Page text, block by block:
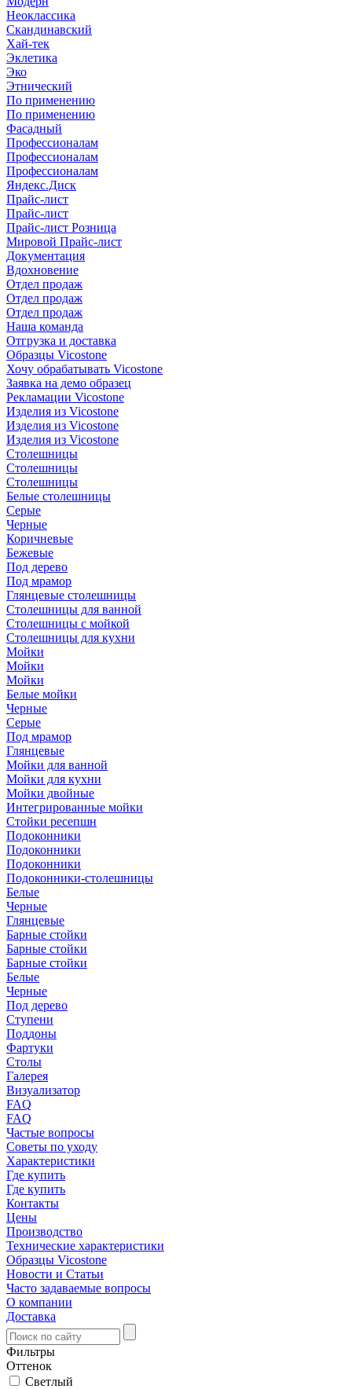
Неоклассика
Скандинавский
Хай-тек
Эклетика
Эко
Этнический
По применению
По применению
Фасадный
Профессионалам
Профессионалам
Профессионалам
Яндекс.Диск
Прайс-лист
Прайс-лист
Прайс-лист Розница
Мировой Прайс-лист
Документация
Вдохновение
Отдел продаж
Отдел продаж
Отдел продаж
Наша команда
Отгрузка и доставка
Образцы Vicostone
Хочу обрабатывать Vicostone
Заявка на демо образец
Рекламации Vicostone
Изделия из Vicostone
Изделия из Vicostone
Изделия из Vicostone
Столешницы
Столешницы
Столешницы
Белые столешницы
Серые
Черные
Коричневые
Бежевые
Под дерево
Под мрамор
Глянцевые столешницы
Столешницы для ванной
Столешницы с мойкой
Столешницы для кухни
Мойки
Мойки
Мойки
Белые мойки
Черные
Серые
Под мрамор
Глянцевые
Мойки для ванной
Мойки для кухни
Мойки двойные
Интегрированные мойки
Стойки ресепшн
Подоконники
Подоконники
Подоконники
Подоконники-столешницы
Белые
Черные
Глянцевые
Барные стойки
Барные стойки
Барные стойки
Белые
Черные
Под дерево
Ступени
Поддоны
Фартуки
Столы
Галерея
Визуализатор
FAQ
FAQ
Частые вопросы
Советы по уходу
Характеристики
Где купить
Где купить
Контакты
Цены
Производство
Технические характеристики
Образцы Vicostone
Новости и Статьи
Часто задаваемые вопросы
О компании
Доставка
Фильтры
Оттенок
Светлый